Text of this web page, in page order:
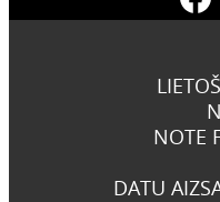
NOTE
DATU